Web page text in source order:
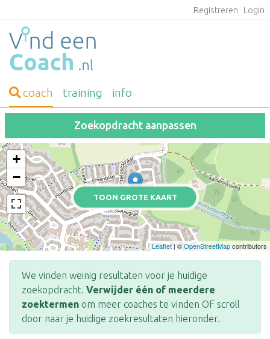
Registreren Login
coach training info
Zoekopdracht aanpassen
TOON GROTE KAART
+
−
Leaflet | ©OpenStreetMapcontributors
We vinden weinig resultaten voor je huidige
zoekopdracht. Verwijder één of meerdere
zoektermen om meer coaches te vinden OF scroll
door naar je huidige zoekresultaten hieronder.